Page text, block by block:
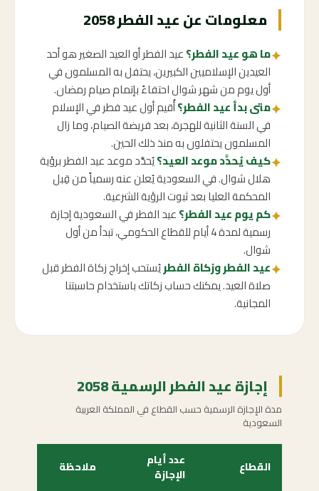
معلومات عن عيد الفطر 2058
✦ما هو عيد الفطر؟عيد الفطر أو العيد الصغير هو أحد
العيدين الإسلاميين الكبيرين، يحتفل به المسلمون في
أول يوم من شهر شوال احتفاءً بإتمام صيام رمضان.
✦متى بدأ عيد الفطر؟أُقيم أول عيد فطر في الإسلام
في السنة الثانية للهجرة، بعد فريضة الصيام، وما زال
المسلمون يحتفلون به منذ ذلك الحين.
✦كيف يُحدَّد موعد العيد؟يُحدَّد موعد عيد الفطر برؤية
هلال شوال. في السعودية يُعلن عنه رسمياً من قِبل
المحكمة العليا بعد ثبوت الرؤية الشرعية.
✦كم يوم عيد الفطر؟عيد الفطر في السعودية إجازة
رسمية لمدة 4 أيام للقطاع الحكومي، تبدأ من أول
شوال.
✦عيد الفطر وزكاة الفطريُستحب إخراج زكاة الفطر قبل
صلاة العيد. يمكنك حساب زكاتك باستخدام حاسبتنا
المجانية.
إجازة عيد الفطر الرسمية 2058
مدة الإجازة الرسمية حسب القطاع في المملكة العربية
السعودية
القطاع
عدد أيام
الإجازة
ملاحظة